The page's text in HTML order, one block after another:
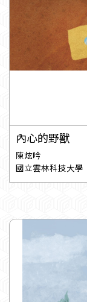
內心的野獸
陳炫吟
國立雲林科技大學